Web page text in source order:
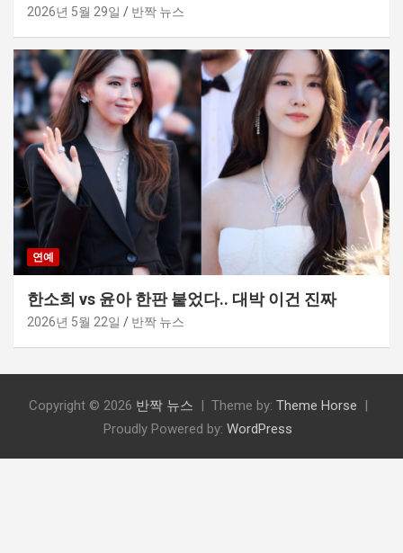
2026년 5월 29일 반짝 뉴스
연예
한소희 vs 윤아 한판 붙었다.. 대박 이건 진짜
2026년 5월 22일 반짝 뉴스
Copyright © 2026 반짝 뉴스 Theme by: Theme Horse
Proudly Powered by: WordPress